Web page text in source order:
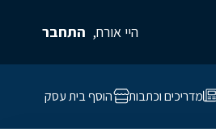
היי אורח, התחבר
מדריכים וכתבות הוסף בית עסק